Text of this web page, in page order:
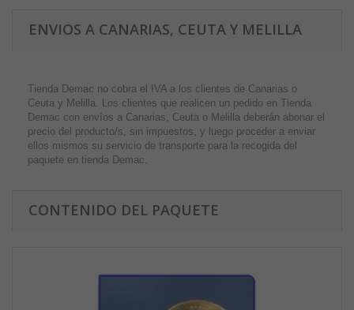
ENVIOS A CANARIAS, CEUTA Y MELILLA
Tienda Demac no cobra el IVA a los clientes de Canarias o
Ceuta y Melilla. Los clientes que realicen un pedido en Tienda
Demac con envíos a Canarias, Ceuta o Melilla deberán abonar el
precio del producto/s, sin impuestos, y luego proceder a enviar
ellos mismos su servicio de transporte para la recogida del
paquete en tienda Demac.
CONTENIDO DEL PAQUETE